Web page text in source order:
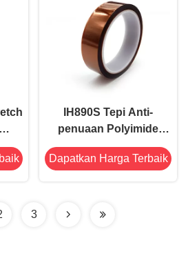
IH890S Tepi Anti-
penuaan Polyimide
Bersuhu Tinggi Bebas
Silikon 0,035mm
Dapatkan Harga Terbaik
3